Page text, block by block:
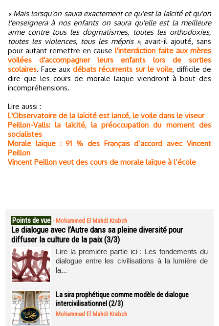
« Mais lorsqu'on saura exactement ce qu'est la laïcité et qu'on
l'enseignera à nos enfants on saura qu'elle est la meilleure
arme contre tous les dogmatismes, toutes les orthodoxies,
toutes les violences, tous les mépris », avait-il ajouté, sans
pour autant remettre en causel'interdiction faite aux mères
voilées d'accompagner leurs enfants lors de sorties
scolaires. Face auxdébats récurrents sur le voile, difficile de
dire que les cours de morale laïque viendront à bout des
incompréhensions.
Lire aussi :
L'Observatoire de la laïcité est lancé, le voile dans le viseur
Peillon-Valls: la laïcité, la préoccupation du moment des
socialistes
Morale laïque : 91 % des Français d’accord avec Vincent
Peillon
Vincent Peillon veut des cours de morale laïque à l’école
Points de vue - Mohammed El Mahdi Krabch
Le dialogue avec l’Autre dans sa pleine diversité pour
diffuser la culture de la paix (3/3)
Lire la première partie ici : Les fondements du
dialogue entre les civilisations à la lumière de
la...
La sira prophétique comme modèle de dialogue
intercivilisationnel (2/3)
Mohammed El Mahdi Krabch